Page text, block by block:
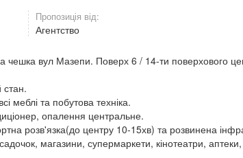
Пропозиція від:
Агентство
чешка вул Мазепи. Поверх 6 / 14-ти поверхового
стан.
меблі та побутова техніка.
опалення центральне.
розв'язка(до центру 10-15хв) та розвинена
магазини, супермаркети, кінотеатри, аптеки,